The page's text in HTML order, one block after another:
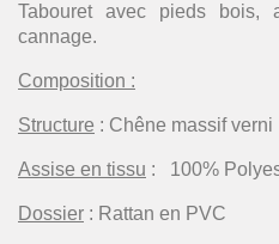
Tabouret avec pieds bois,
cannage.
Composition :
Structure : Chêne massif verni
Assise en tissu : 100%
Dossier : Rattan en PVC